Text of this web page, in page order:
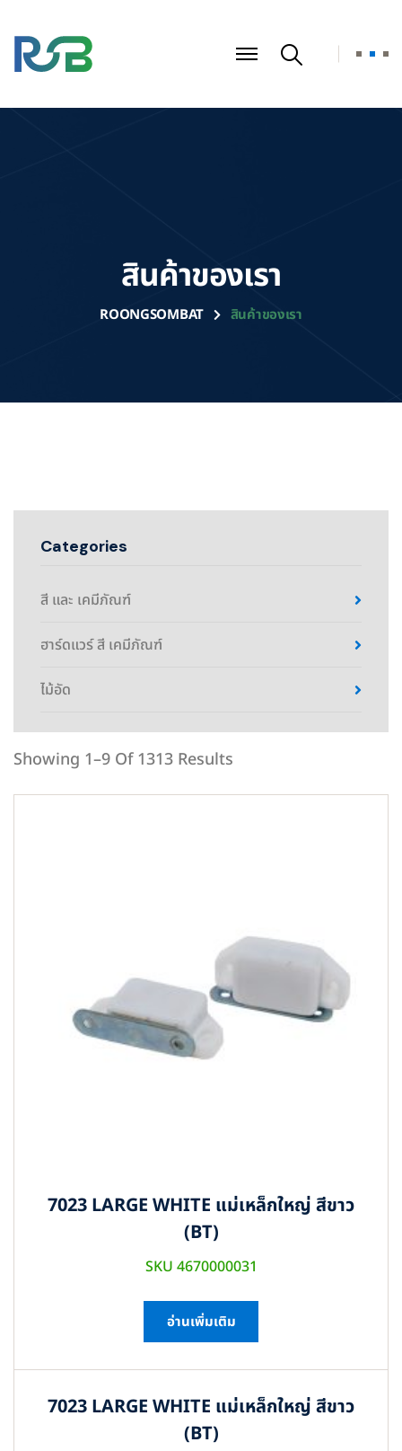
สินค้าของเรา
ROONGSOMBAT สินค้าของเรา
Categories
สี และ เคมีภัณฑ์
ฮาร์ดแวร์ สี เคมีภัณฑ์
ไม้อัด
Showing 1–9 Of 1313 Results
7023 LARGE WHITE แม่เหล็กใหญ่ สีขาว
(BT)
SKU 4670000031
อ่านเพิ่มเติม
7023 LARGE WHITE แม่เหล็กใหญ่ สีขาว
(BT)